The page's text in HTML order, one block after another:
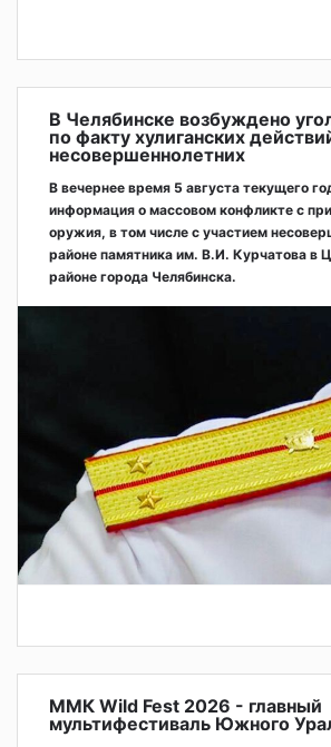
В Челябинске возбуждено
по факту хулиганских
несовершеннолетних
В вечернее время 5 августа текущего
информация о массовом конфликте с
оружия, в том числе с участием
районе памятника им. В.И. Курчатова в
районе города Челябинска.
ММК Wild Fest 2026 - главный
мультифестиваль Южного